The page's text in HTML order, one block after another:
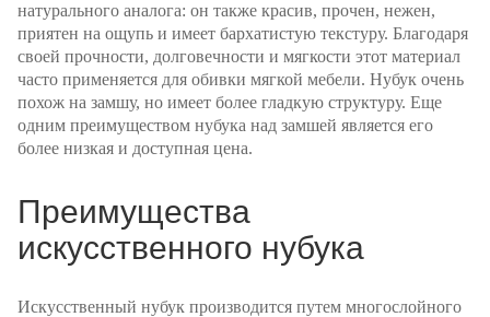
натурального аналога: он также красив, прочен, нежен,
приятен на ощупь и имеет бархатистую текстуру. Благодаря
своей прочности, долговечности и мягкости этот материал
часто применяется для обивки мягкой мебели. Нубук очень
похож на замшу, но имеет более гладкую структуру. Еще
одним преимуществом нубука над замшей является его
более низкая и доступная цена.
Преимущества
искусственного нубука
Искусственный нубук производится путем многослойного